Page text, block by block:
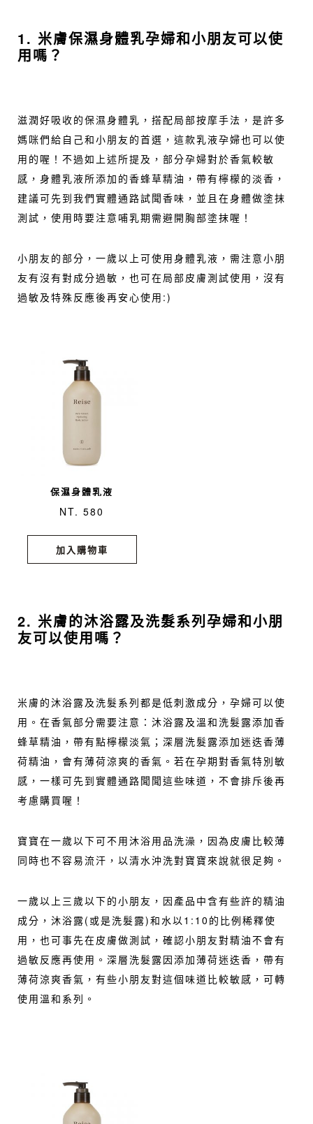
1. 米膚保濕身體乳孕婦和小朋友可以使
用嗎？
滋潤好吸收的保濕身體乳，搭配局部按摩手法，是許多
媽咪們給自己和小朋友的首選，這款乳液孕婦也可以使
用的喔！不過如上述所提及，部分孕婦對於香氣較敏
感，身體乳液所添加的香蜂草精油，帶有檸檬的淡香，
建議可先到我們實體通路試聞香味，並且在身體做塗抹
測試，使用時要注意哺乳期需避開胸部塗抹喔！
小朋友的部分，一歲以上可使用身體乳液，需注意小朋
友有沒有對成分過敏，也可在局部皮膚測試使用，沒有
過敏及特殊反應後再安心使用:)
保濕身體乳液
NT. 580
加入購物車
2. 米膚的沐浴露及洗髮系列孕婦和小朋
友可以使用嗎？
米膚的沐浴露及洗髮系列都是低刺激成分，孕婦可以使
用。在香氣部分需要注意：沐浴露及溫和洗髮露添加香
蜂草精油，帶有點檸檬淡氣；深層洗髮露添加迷迭香薄
荷精油，會有薄荷涼爽的香氣。若在孕期對香氣特別敏
感，一樣可先到實體通路聞聞這些味道，不會排斥後再
考慮購買喔！
寶寶在一歲以下可不用沐浴用品洗澡，因為皮膚比較薄
同時也不容易流汗，以清水沖洗對寶寶來說就很足夠。
一歲以上三歲以下的小朋友，因產品中含有些許的精油
成分，沐浴露(或是洗髮露)和水以1:10的比例稀釋使
用，也可事先在皮膚做測試，確認小朋友對精油不會有
過敏反應再使用。深層洗髮露因添加薄荷迷迭香，帶有
薄荷涼爽香氣，有些小朋友對這個味道比較敏感，可轉
使用溫和系列。